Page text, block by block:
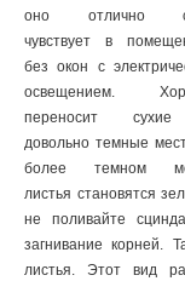
оно отлично
чувствует в
без окон с
освещением.
переносит
довольно темные
более темном
листья становятся
не поливайте
загнивание корней.
листья. Этот вид